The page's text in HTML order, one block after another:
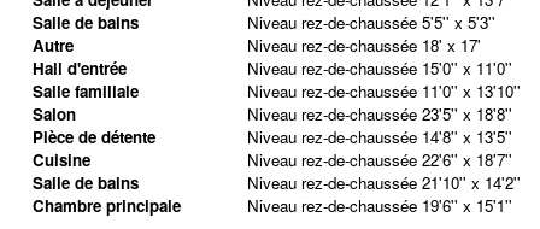
Salle de bains
Niveau rez-de-chaussée 5'5'' x 5'3''
Autre
Niveau rez-de-chaussée 18' x 17'
Hall d'entrée
Niveau rez-de-chaussée 15'0'' x 11'0''
Salle familiale
Niveau rez-de-chaussée 11'0'' x 13'10''
Salon
Niveau rez-de-chaussée 23'5'' x 18'8''
Pièce de détente
Niveau rez-de-chaussée 14'8'' x 13'5''
Cuisine
Niveau rez-de-chaussée 22'6'' x 18'7''
Salle de bains
Niveau rez-de-chaussée 21'10'' x 14'2''
Chambre principale
Niveau rez-de-chaussée 19'6'' x 15'1''